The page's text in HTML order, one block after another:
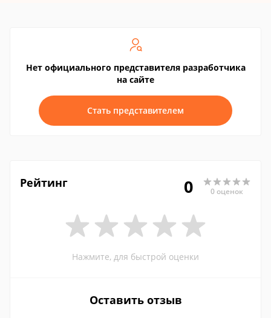
Нет официального представителя разработчика
на сайте
Стать представителем
Рейтинг 0 0 оценок
Нажмите, для быстрой оценки
Оставить отзыв